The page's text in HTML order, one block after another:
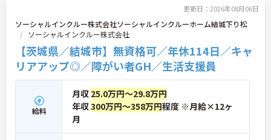
の職場です。介護経験を活かしたい方、福祉の資格
をお持ちの方、安定した法人でキャリアを築きたい
方におすすめです。
★おすすめPOINT★
・生活支援員からスタートし、サービス管理責任者
やエリアマネージャーへと続く明確なステップアッ
プの道筋が用意されています。急成長中の企業であ
るためポストも豊富にあり、専門性を高めながらマ
ネジメント職への挑戦も視野に入れていただけま
す。
更新日：2026年08月06日
ソーシャルインクルー株式会社ソーシャルインクルーホーム結城下り松
ソーシャルインクルー株式会社
【茨城県／結城市】無資格可／年休114日／キャ
リアアップ◎／障がい者GH／生活支援員
給料
月収 25.0万円～29.8万円
年収300万円～358万円程度 ※月給×12ヶ
月